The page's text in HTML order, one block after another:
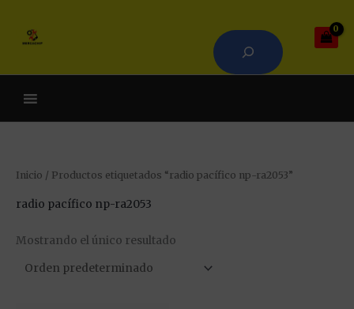
contenido
Inicio / Productos etiquetados “radio pacífico np-ra2053”
radio pacífico np-ra2053
Mostrando el único resultado